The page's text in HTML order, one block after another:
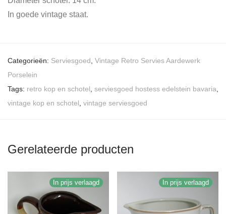
In goede vintage staat.
Categorieën: Serviesgoed Vintage Retro Servies Aardewerk
Porselein
Tags: retro kop en schotel serviesgoed hostess edelstein bavaria
vintage kop en schotel vintage serviesgoed
Gerelateerde producten
In prijs verlaagd In prijs verlaagd